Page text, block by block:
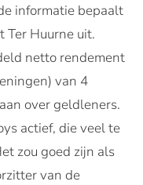
informatie bepaalt
Ter Huurne uit.
netto rendement
van 4
over geldleners.
actief, die veel te
zou goed zijn als
van de